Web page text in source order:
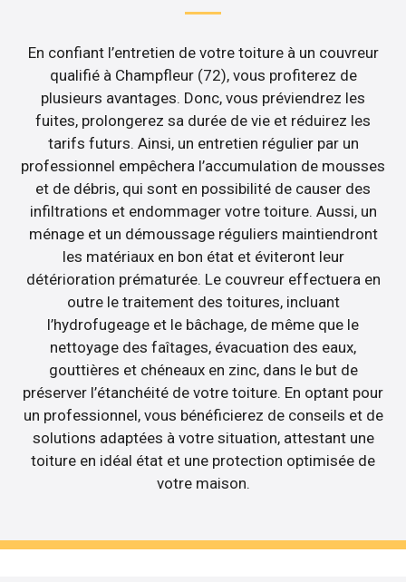
En confiant l’entretien de votre toiture à un couvreur
qualifié à Champfleur (72), vous profiterez de
plusieurs avantages. Donc, vous préviendrez les
fuites, prolongerez sa durée de vie et réduirez les
tarifs futurs. Ainsi, un entretien régulier par un
professionnel empêchera l’accumulation de mousses
et de débris, qui sont en possibilité de causer des
infiltrations et endommager votre toiture. Aussi, un
ménage et un démoussage réguliers maintiendront
les matériaux en bon état et éviteront leur
détérioration prématurée. Le couvreur effectuera en
outre le traitement des toitures, incluant
l’hydrofugeage et le bâchage, de même que le
nettoyage des faîtages, évacuation des eaux,
gouttières et chéneaux en zinc, dans le but de
préserver l’étanchéité de votre toiture. En optant pour
un professionnel, vous bénéficierez de conseils et de
solutions adaptées à votre situation, attestant une
toiture en idéal état et une protection optimisée de
votre maison.